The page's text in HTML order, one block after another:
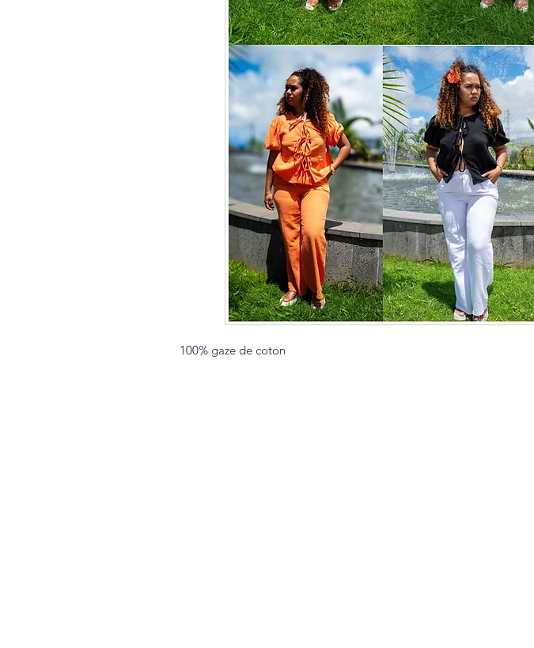
100% gaze de coton